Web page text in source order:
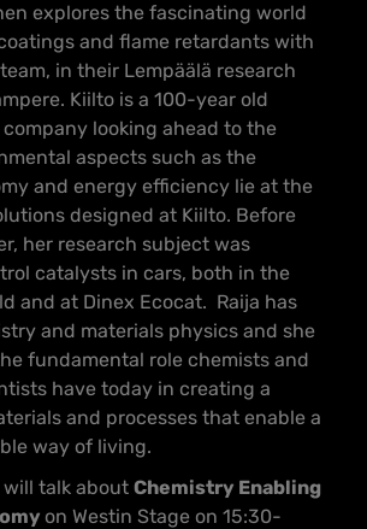
explores the fascinating world
and flame retardants with
in their Lempäälä research
Kiilto is a 100-year old
looking ahead to the
aspects such as the
and energy efficiency lie at the
designed at Kiilto. Before
her research subject was
catalysts in cars, both in the
and at Dinex Ecocat. Raija has
and materials physics and she
fundamental role chemists and
have today in creating a
and processes that enable a
way of living.
will talk about Chemistry Enabling
on Westin Stage on 15:30-